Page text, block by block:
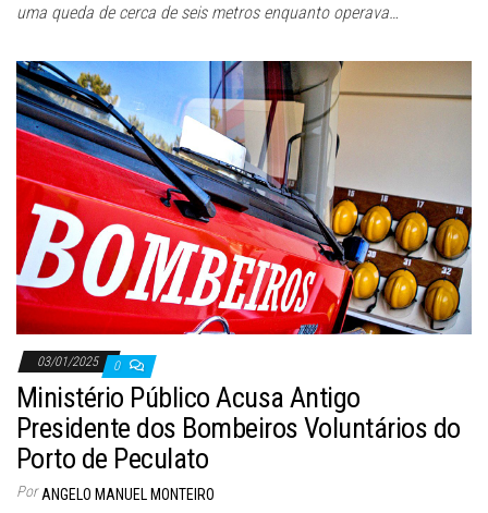
uma queda de cerca de seis metros enquanto operava…
03/01/2025 0
Ministério Público Acusa Antigo
Presidente dos Bombeiros Voluntários do
Porto de Peculato
Por ANGELO MANUEL MONTEIRO